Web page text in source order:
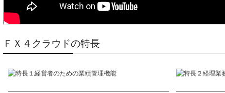
ＦＸ４クラウドの特長